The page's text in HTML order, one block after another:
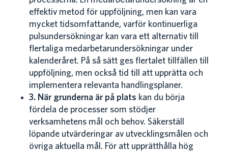
effektiv metod för uppföljning, men kan vara
mycket tidsomfattande, varför kontinuerliga
pulsundersökningar kan vara ett alternativ till
flertaliga medarbetarundersökningar under
kalenderåret. På så sätt ges flertalet tillfällen till
uppföljning, men också tid till att upprätta och
implementera relevanta handlingsplaner.
3. När grunderna är på plats kan du börja
fördela de processer som stödjer
verksamhetens mål och behov. Säkerställ
löpande utvärderingar av utvecklingsmålen och
övriga aktuella mål. För att upprätthålla hög